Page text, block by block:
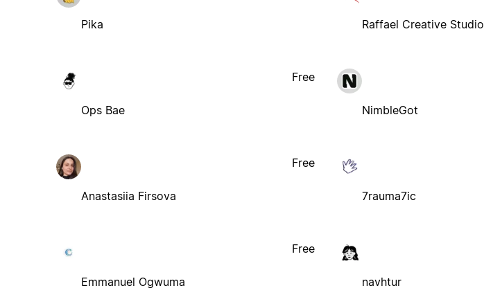
Pika Raffael Creative Studio
Ops Bae
Free
NimbleGot
Anastasiia Firsova
Free
7rauma7ic
Emmanuel Ogwuma
Free
navhtur